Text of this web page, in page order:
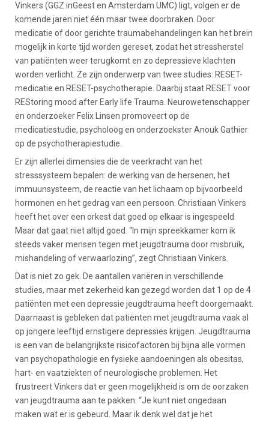
Vinkers (GGZ inGeest en Amsterdam UMC) ligt, volgen er de
komende jaren niet één maar twee doorbraken. Door
medicatie of door gerichte traumabehandelingen kan het brein
mogelijk in korte tijd worden gereset, zodat het stressherstel
van patiënten weer terugkomt en zo depressieve klachten
worden verlicht. Ze zijn onderwerp van twee studies: RESET-
medicatie en RESET-psychotherapie. Daarbij staat RESET voor
REStoring mood after Early life Trauma. Neurowetenschapper
en onderzoeker Felix Linsen promoveert op de
medicatiestudie, psycholoog en onderzoekster Anouk Gathier
op de psychotherapiestudie.
Er zijn allerlei dimensies die de veerkracht van het
stresssysteem bepalen: de werking van de hersenen, het
immuunsysteem, de reactie van het lichaam op bijvoorbeeld
hormonen en het gedrag van een persoon. Christiaan Vinkers
heeft het over een orkest dat goed op elkaar is ingespeeld.
Maar dat gaat niet altijd goed. “In mijn spreekkamer kom ik
steeds vaker mensen tegen met jeugdtrauma door misbruik,
mishandeling of verwaarlozing”, zegt Christiaan Vinkers.
Dat is niet zo gek. De aantallen variëren in verschillende
studies, maar met zekerheid kan gezegd worden dat 1 op de 4
patiënten met een depressie jeugdtrauma heeft doorgemaakt.
Daarnaast is gebleken dat patiënten met jeugdtrauma vaak al
op jongere leeftijd ernstigere depressies krijgen. Jeugdtrauma
is een van de belangrijkste risicofactoren bij bijna alle vormen
van psychopathologie en fysieke aandoeningen als obesitas,
hart- en vaatziekten of neurologische problemen. Het
frustreert Vinkers dat er geen mogelijkheid is om de oorzaken
van jeugdtrauma aan te pakken. “Je kunt niet ongedaan
maken wat er is gebeurd. Maar ik denk wel dat je het